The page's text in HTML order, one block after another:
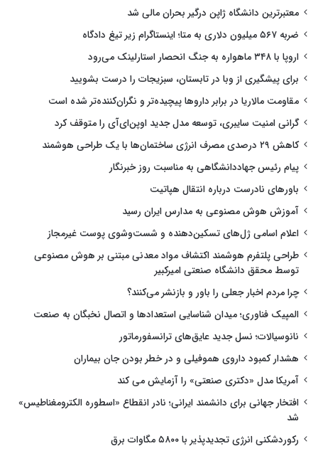
معتبرترین دانشگاه ژاپن درگیر بحران مالی شد
ضربه ۵۶۷ میلیون دلاری به متا؛ اینستاگرام زیر تیغ دادگاه
اروپا با ۳۴۸ ماهواره به جنگ انحصار استارلینک می‌رود
برای پیشگیری از وبا در تابستان، سبزیجات را درست بشویید
مقاومت مالاریا در برابر داروها پیچیده‌تر و نگران‌کننده‌تر شده است
گرانی امنیت سایبری، توسعه مدل جدید اوپن‌ای‌آی را متوقف کرد
کاهش ۲۹ درصدی مصرف انرژی ساختمان‌ها با یک طراحی هوشمند
پیام رئیس جهاددانشگاهی به مناسبت روز خبرنگار
باورهای نادرست درباره انتقال هپاتیت
آموزش هوش مصنوعی به مدارس ایران رسید
اعلام اسامی ژل‌های تسکین‌دهنده و شست‌وشوی پوست غیرمجاز
طراحی پلتفرم هوشمند اکتشاف مواد معدنی مبتنی بر هوش مصنوعی
توسط محقق دانشگاه صنعتی امیرکبیر
چرا مردم اخبار جعلی را باور و بازنشر می‌کنند؟
المپیک فناوری؛ میدان شناسایی استعدادها و اتصال نخبگان به صنعت
نانوسیالات؛ نسل جدید عایق‌های ترانسفورماتور
هشدار کمبود داروی هموفیلی و در خطر بودن جان بیماران
آمریکا مدل «دکتری صنعتی» را آزمایش می کند
افتخار جهانی برای دانشمند ایرانی؛ نادر انقطاع «اسطوره الکترومغناطیس»
شد
رکوردشکنی انرژی تجدیدپذیر با ۵۸۰۰ مگاوات برق